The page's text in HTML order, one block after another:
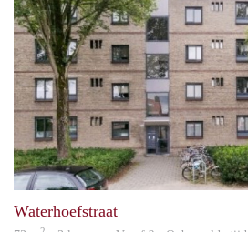
Waterhoefstraat